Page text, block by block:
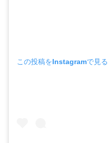
この投稿をInstagramで見る